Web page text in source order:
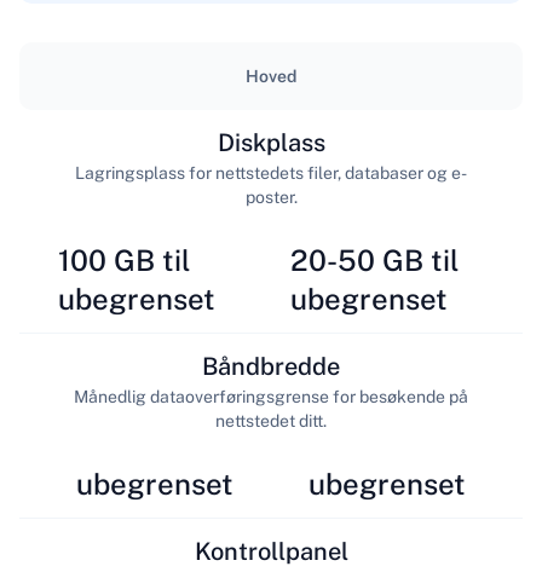
Hoved
100 GB til
ubegrenset
Diskplass
Lagringsplass for nettstedets filer, databaser og e-
poster.
20-50 GB til
ubegrenset
ubegrenset
Båndbredde
Månedlig dataoverføringsgrense for besøkende på
nettstedet ditt.
ubegrenset
Kontrollpanel